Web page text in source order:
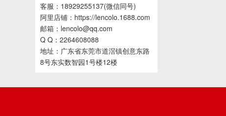
客服：18929255137(微信同号)
阿里店铺：https://lencolo.1688.com
邮箱：lencolo@qq.com
Q Q：2264608088
地址：广东省东莞市道滘镇创意东路
8号东实数智园1号楼12楼